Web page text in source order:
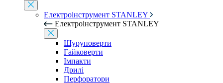
Електроінструмент STANLEY
Електроінструмент STANLEY
Шуруповерти
Гайковерти
Імпакти
Дрилі
Перфоратори